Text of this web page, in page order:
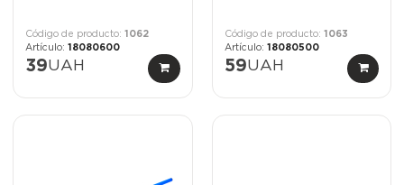
1062
18080600
39UAH
1063
18080500
59UAH